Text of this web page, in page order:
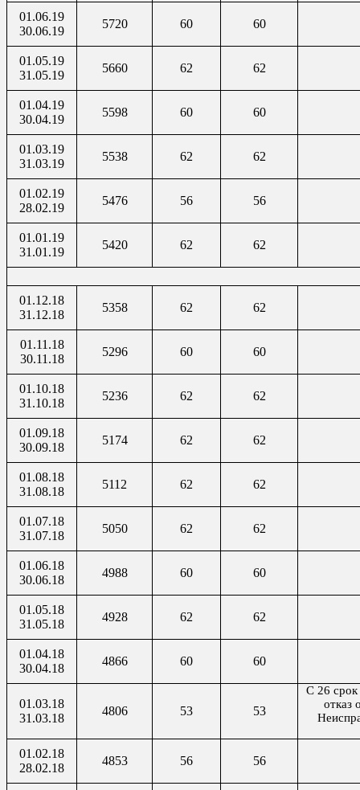
01.06.19
30.06.19
5720 60 60
01.05.19
31.05.19
5660 62 62
01.04.19
30.04.19
5598 60 60
01.03.19
31.03.19
5538 62 62
01.02.19
28.02.19
5476 56 56
01.01.19
31.01.19
5420 62 62
01.12.18
31.12.18
5358 62 62
01.11.18
30.11.18
5296 60 60
01.10.18
31.10.18
5236 62 62
01.09.18
30.09.18
5174 62 62
01.08.18
31.08.18
5112 62 62
01.07.18
31.07.18
5050 62 62
01.06.18
30.06.18
4988 60 60
01.05.18
31.05.18
4928 62 62
01.04.18
30.04.18
4866 60 60
01.03.18
31.03.18
4806 53 53
С 26
отказ
01.02.18
28.02.18
4853 56 56